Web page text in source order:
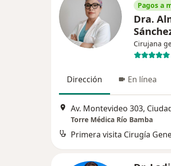
Pagos a
Dra.
Cirujana
Dirección En línea
Av. Montevideo 303,
Torre Médica Río Bamba
Primera visita Cirugía